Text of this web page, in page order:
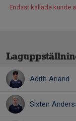
Endast kallade kunde
Adith Anand
Sixten